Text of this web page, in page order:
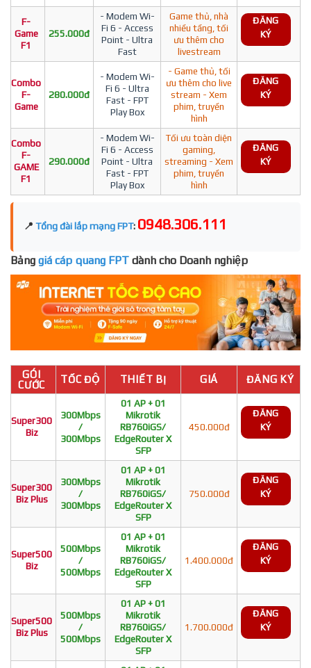
F-
Game
F1
255.000đ
- Modem Wi-
Fi 6 - Access
Point - Ultra
Fast
Game thủ, nhà
nhiều tầng, tối
ưu thêm cho
livestream
ĐĂNG
KÝ
Combo
F-
Game
280.000đ
- Modem Wi-
Fi 6 - Ultra
Fast - FPT
Play Box
- Game thủ, tối
ưu thêm cho live
stream - Xem
phim, truyền
hình
ĐĂNG
KÝ
Combo
F-
GAME
F1
290.000đ
- Modem Wi-
Fi 6 - Access
Point - Ultra
Fast - FPT
Play Box
Tối ưu toàn diện
gaming,
streaming - Xem
phim, truyền
hình
ĐĂNG
KÝ
📍 Tổng đài lắp mạng FPT: 0948.306.111
Bảng giá cáp quang FPT dành cho Doanh nghiệp
GÓI
CƯỚC
TỐC ĐỘ THIẾT BỊ GIÁ ĐĂNG KÝ
Super300
Biz
300Mbps
/
300Mbps
01 AP + 01
Mikrotik
RB760iGS/
EdgeRouter X
SFP
450.000đ
ĐĂNG
KÝ
Super300
Biz Plus
300Mbps
/
300Mbps
01 AP + 01
Mikrotik
RB760iGS/
EdgeRouter X
SFP
750.000đ
ĐĂNG
KÝ
Super500
Biz
500Mbps
/
500Mbps
01 AP + 01
Mikrotik
RB760iGS/
EdgeRouter X
SFP
1.400.000đ
ĐĂNG
KÝ
Super500
Biz Plus
500Mbps
/
500Mbps
01 AP + 01
Mikrotik
RB760iGS/
EdgeRouter X
SFP
1.700.000đ
ĐĂNG
KÝ